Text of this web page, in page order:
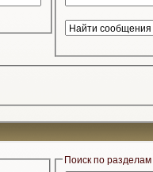
Поиск по разделам